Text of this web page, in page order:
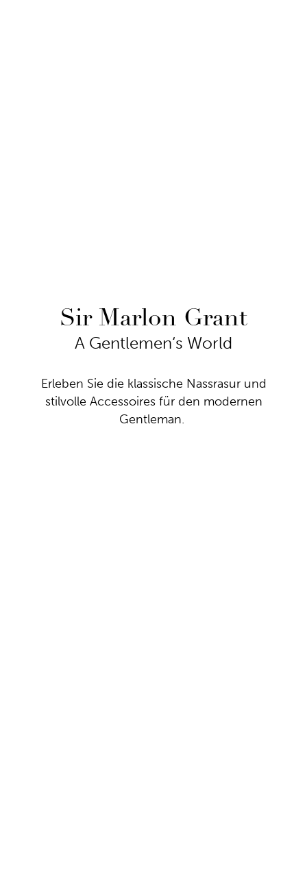
Sir Marlon Grant
A Gentlemen‘s World
Erleben Sie die klassische Nassrasur und
stilvolle Accessoires für den modernen
Gentleman.